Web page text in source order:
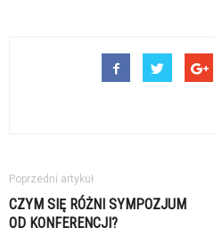
Poprzedni artykuł
CZYM SIĘ RÓŻNI SYMPOZJUM
OD KONFERENCJI?